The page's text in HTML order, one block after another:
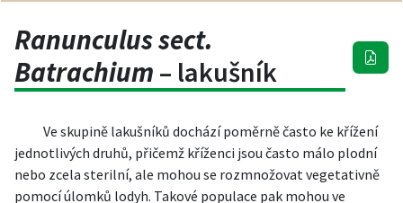
Ranunculus sect.
Batrachium – lakušník
Ve skupině lakušníků dochází poměrně často ke křížení
jednotlivých druhů, přičemž kříženci jsou často málo plodní
nebo zcela sterilní, ale mohou se rozmnožovat vegetativně
pomocí úlomků lodyh. Takové populace pak mohou ve